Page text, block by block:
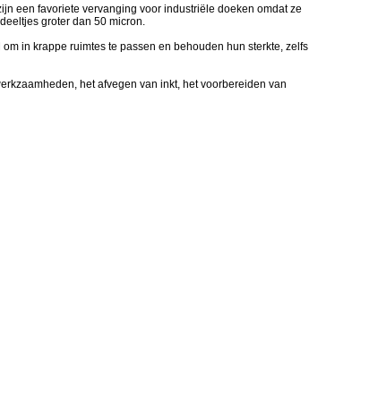
een favoriete vervanging voor industriële doeken omdat ze
groter dan 50 micron.
in krappe ruimtes te passen en behouden hun sterkte, zelfs
het afvegen van inkt, het voorbereiden van